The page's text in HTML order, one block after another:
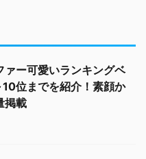
ァー可愛いランキングベ
位までを紹介！素顔か
掲載